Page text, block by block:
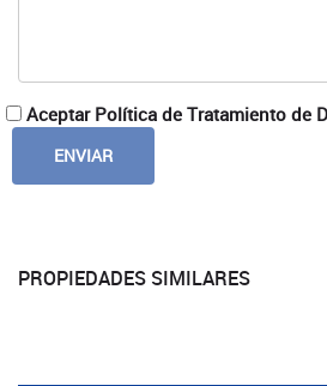
Aceptar Política de Tratamiento de
PROPIEDADES SIMILARES